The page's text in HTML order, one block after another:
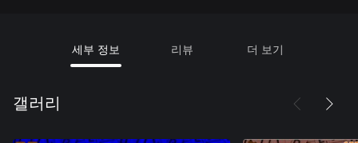
세부 정보 리뷰 더 보기
갤러리